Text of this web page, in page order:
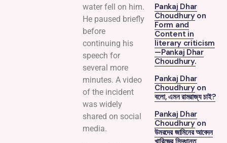
water fell on him.
He paused briefly
before
continuing his
speech for
several more
minutes. A video
of the incident
was widely
shared on social
media.
Pankaj Dhar
Choudhuryon
Form and
Content in
literary criticism
—Pankaj Dhar
Choudhury.
Pankaj Dhar
Choudhuryon
বলো, এমন রামরাজ্য চাই?
Pankaj Dhar
Choudhuryon
উমরদের জামিনের আবেদন